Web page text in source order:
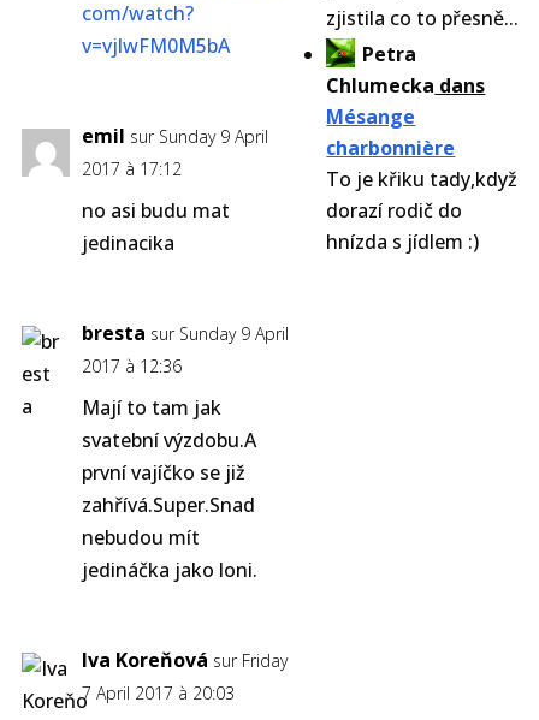
zjistila co to přesně...
Petra
Chlumecka dans
Mésange
charbonnière
To je křiku tady,když
dorazí rodič do
hnízda s jídlem :)
com/watch?
v=vjlwFM0M5bA
emil sur Sunday 9 April
2017 à 17:12
no asi budu mat
jedinacika
bresta sur Sunday 9 April
2017 à 12:36
Mají to tam jak
svatební výzdobu.A
první vajíčko se již
zahřívá.Super.Snad
nebudou mít
jedináčka jako loni.
Iva Koreňová sur Friday
7 April 2017 à 20:03